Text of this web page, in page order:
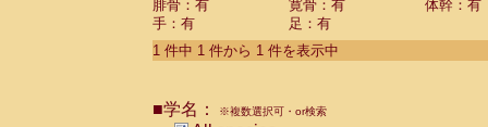
Cebidae Saguinusspp.
Cebidae Aotus trivirgatus
Cebidae Cebus albifrons
CebidaeCebus nigrivittatus
腓骨：有
寛骨：有
体幹：有
手：有
足：有
1 件中 1 件から 1 件を表示中
■学名： ※複数選択可・or検索